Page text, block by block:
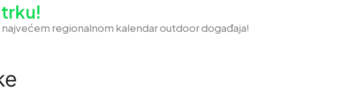
najvećem regionalnom kalendar outdoor događaja!